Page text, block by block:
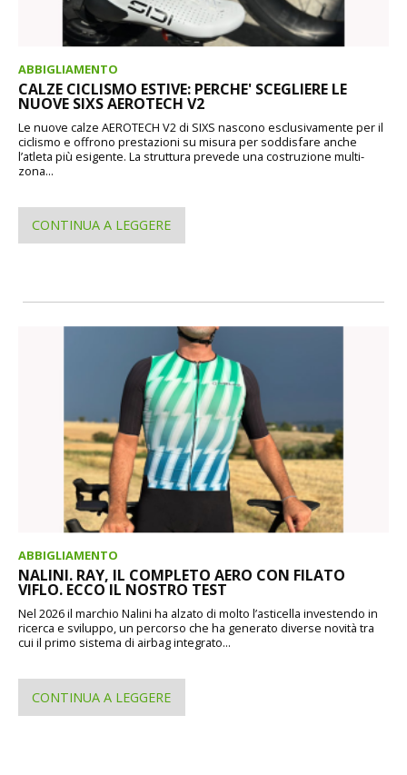
ABBIGLIAMENTO
CALZE CICLISMO ESTIVE: PERCHE' SCEGLIERE LE
NUOVE SIXS AEROTECH V2
Le nuove calze AEROTECH V2 di SIXS nascono esclusivamente per il
ciclismo e offrono prestazioni su misura per soddisfare anche
l’atleta più esigente. La struttura prevede una costruzione multi-
zona...
CONTINUA A LEGGERE
ABBIGLIAMENTO
NALINI. RAY, IL COMPLETO AERO CON FILATO
VIFLO. ECCO IL NOSTRO TEST
Nel 2026 il marchio Nalini ha alzato di molto l’asticella investendo in
ricerca e sviluppo, un percorso che ha generato diverse novità tra
cui il primo sistema di airbag integrato...
CONTINUA A LEGGERE